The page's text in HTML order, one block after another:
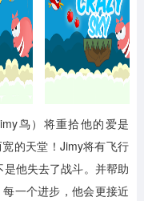
鸟）将重拾他的爱是
的天堂！Jimy将有飞行
他失去了战斗。并帮助
一个进步，他会更接近